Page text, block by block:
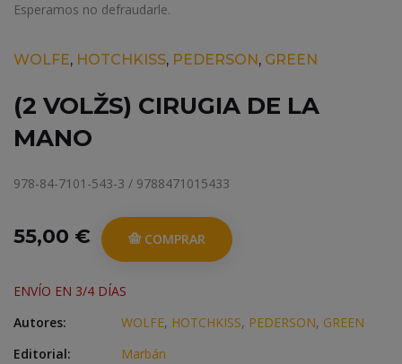
Esperamos no defraudarle.
WOLFE, HOTCHKISS, PEDERSON , GREEN
(2 VOLŽS) CIRUGIA DE LA
MANO
978-84-7101-543-3 / 9788471015433
55,00 € COMPRAR
ENVÍO EN 3/4 DÍAS
Autores:
WOLFE, HOTCHKISS, PEDERSON, GREEN
Editorial:
Marbán